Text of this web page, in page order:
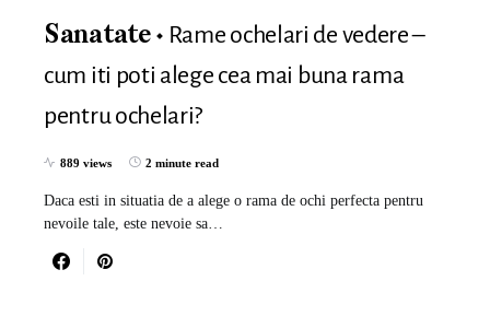
Sanatate
Rame ochelari de vedere –
cum iti poti alege cea mai buna rama
pentru ochelari?
889 views 2 minute read
Daca esti in situatia de a alege o rama de ochi perfecta pentru
nevoile tale, este nevoie sa…